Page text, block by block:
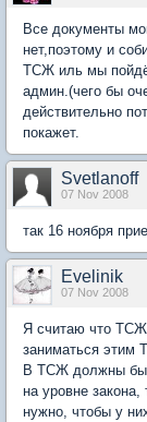
Все документы
нет,поэтому и
ТСЖ иль мы
админ.(чего бы
действительно
покажет.
Svetlanoff
07 Nov 2008
так 16 ноября
Evelinik
07 Nov 2008
Я считаю что
заниматься этим
В ТСЖ должны
на уровне
нужно, чтобы у